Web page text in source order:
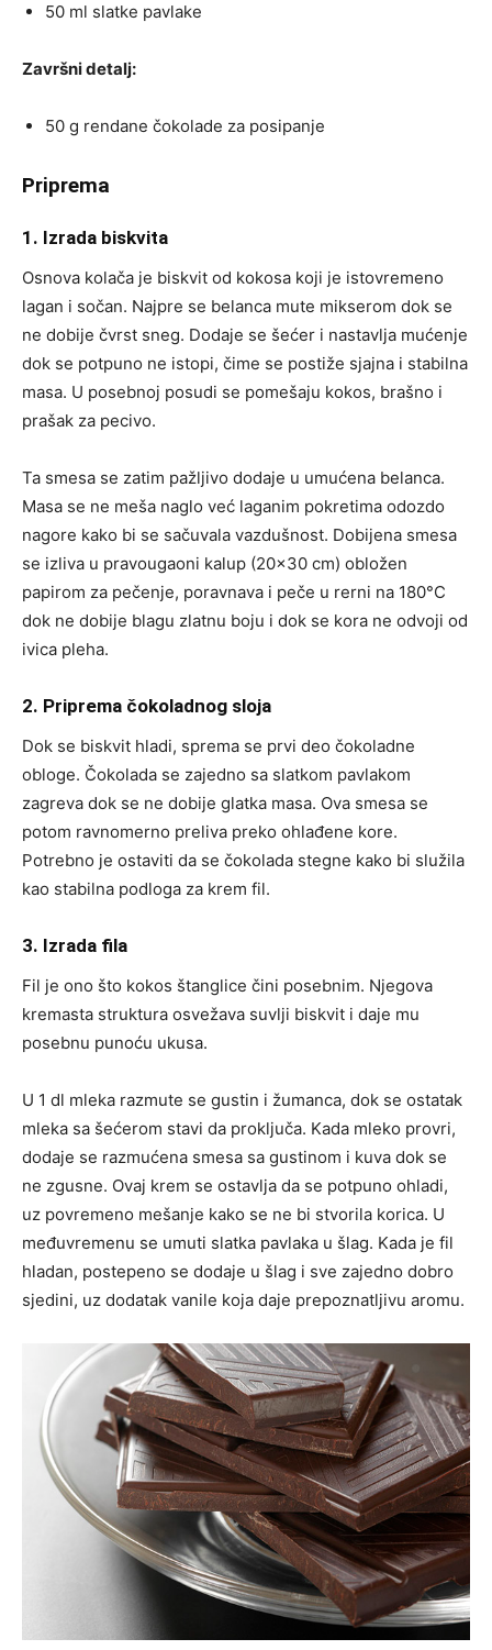
50 ml slatke pavlake
Završni detalj:
50 g rendane čokolade za posipanje
Priprema
1. Izrada biskvita
Osnova kolača je biskvit od kokosa koji je istovremeno
lagan i sočan. Najpre se belanca mute mikserom dok se
ne dobije čvrst sneg. Dodaje se šećer i nastavlja mućenje
dok se potpuno ne istopi, čime se postiže sjajna i stabilna
masa. U posebnoj posudi se pomešaju kokos, brašno i
prašak za pecivo.
Ta smesa se zatim pažljivo dodaje u umućena belanca.
Masa se ne meša naglo već laganim pokretima odozdo
nagore kako bi se sačuvala vazdušnost. Dobijena smesa
se izliva u pravougaoni kalup (20×30 cm) obložen
papirom za pečenje, poravnava i peče u rerni na 180°C
dok ne dobije blagu zlatnu boju i dok se kora ne odvoji od
ivica pleha.
2. Priprema čokoladnog sloja
Dok se biskvit hladi, sprema se prvi deo čokoladne
obloge. Čokolada se zajedno sa slatkom pavlakom
zagreva dok se ne dobije glatka masa. Ova smesa se
potom ravnomerno preliva preko ohlađene kore.
Potrebno je ostaviti da se čokolada stegne kako bi služila
kao stabilna podloga za krem fil.
3. Izrada fila
Fil je ono što kokos štanglice čini posebnim. Njegova
kremasta struktura osvežava suvlji biskvit i daje mu
posebnu punoću ukusa.
U 1 dl mleka razmute se gustin i žumanca, dok se ostatak
mleka sa šećerom stavi da proključa. Kada mleko provri,
dodaje se razmućena smesa sa gustinom i kuva dok se
ne zgusne. Ovaj krem se ostavlja da se potpuno ohladi,
uz povremeno mešanje kako se ne bi stvorila korica. U
međuvremenu se umuti slatka pavlaka u šlag. Kada je fil
hladan, postepeno se dodaje u šlag i sve zajedno dobro
sjedini, uz dodatak vanile koja daje prepoznatljivu aromu.